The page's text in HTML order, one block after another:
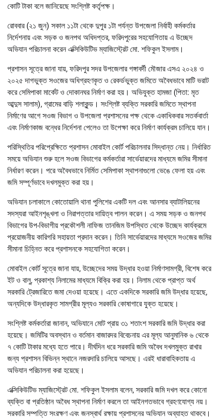
কোটি টাকা বলে জানিয়েছে সংশ্লিষ্ট কর্তৃপক্ষ।
রোববার (২১ জুন) সকাল ১১টা থেকে দুপুর ১টা পর্যন্ত উপজেলা নির্বাহী কর্মকর্তার
নির্দেশনায় এবং সড়ক ও জনপথ অধিদপ্তর, ফরিদপুরের সহযোগিতায় এ উচ্ছেদ
অভিযান পরিচালনা করেন এক্সিকিউটিভ ম্যাজিস্ট্রেট মো. শফিকুল ইসলাম।
প্রশাসন সূত্রে জানা যায়, ফরিদপুর সদর উপজেলার গঙ্গাবর্দী মৌজার এসএ ২০২৪ ও
২০২৫ দাগভুক্ত সওজের অধিগ্রহণকৃত ও রেকর্ডভুক্ত জমিতে অবৈধভাবে মাটি ভরাট
করে সেমিপাকা মার্কেট ও দোকানঘর নির্মাণ করা হয়। অভিযুক্ত হামজা (পিতা: মৃত
আব্দুস সালাম), গ্রামের বাড়ি শলাকুন্ড। সংশ্লিষ্ট ব্যক্তি সরকারি জমিতে স্থাপনা
নির্মাণের আগে সওজ বিভাগ ও উপজেলা প্রশাসনের পক্ষ থেকে একাধিকবার সতর্কবার্তা
এবং নির্মাণকাজ বন্ধের নির্দেশনা পেলেও তা উপেক্ষা করে নির্মাণ কার্যক্রম চালিয়ে যান।
পরিস্থিতির পরিপ্রেক্ষিতে প্রশাসন মোবাইল কোর্ট পরিচালনার সিদ্ধান্ত নেয়। নির্ধারিত
সময়ে অভিযান শুরু হলে সওজ বিভাগের কর্মকর্তারা সার্ভেয়ারদের মাধ্যমে জমির সীমানা
নির্ধারণ করেন। পরে অবৈধভাবে নির্মিত সেমিপাকা স্থাপনাগুলো ভেঙে ফেলা হয় এবং
জমি সম্পূর্ণভাবে দখলমুক্ত করা হয়।
অভিযান চলাকালে কোতোয়ালি থানা পুলিশের একটি দল এবং আনসার ব্যাটালিয়নের
সদস্যরা আইনশৃঙ্খলা ও নিরাপত্তার দায়িত্ব পালন করেন। এ সময় সড়ক ও জনপথ
বিভাগের উপ-বিভাগীয় প্রকৌশলী নাফিজ তানজিম উপস্থিত থেকে উচ্ছেদ কার্যক্রমে
প্রয়োজনীয় কারিগরি সহায়তা প্রদান করেন। তিনি সার্ভেয়ারদের মাধ্যমে সওজের জমির
সীমানা চিহ্নিত করে প্রশাসনকে সহযোগিতা করেন।
মোবাইল কোর্ট সূত্রে জানা যায়, উচ্ছেদের সময় উদ্ধার হওয়া নির্মাণসামগ্রী, বিশেষ করে
ইট ও বালু, প্রকাশ্য নিলামের মাধ্যমে বিক্রি করা হয়। নিলাম থেকে প্রাপ্ত অর্থ
সরকারি ট্রেজারিতে জমা দেওয়া হয়েছে। এতে একদিকে সরকারি জমি উদ্ধার হয়েছে,
অন্যদিকে উদ্ধারকৃত সামগ্রীর মূল্যও সরকারি কোষাগারে যুক্ত হয়েছে।
সংশ্লিষ্ট কর্মকর্তারা জানান, অভিযানে মোট প্রায় ৩১ শতাংশ সরকারি জমি উদ্ধার করা
হয়েছে। জমিটির অবস্থান ও বর্তমান বাজারদর বিবেচনায় এর মূল্য আনুমানিক ৬ থেকে
৭ কোটি টাকার মধ্যে হতে পারে। দীর্ঘদিন ধরে সরকারি জমি অবৈধ দখলমুক্ত রাখার
জন্য প্রশাসন বিভিন্ন স্থানে নজরদারি চালিয়ে আসছে। এরই ধারাবাহিকতায় এ
অভিযান পরিচালনা করা হয়েছে।
এক্সিকিউটিভ ম্যাজিস্ট্রেট মো. শফিকুল ইসলাম বলেন, সরকারি জমি দখল করে কোনো
ব্যক্তি বা প্রতিষ্ঠান অবৈধ স্থাপনা নির্মাণ করলে তা আইনগতভাবে গ্রহণযোগ্য নয়।
সরকারি সম্পত্তি সংরক্ষণ এবং জনস্বার্থ রক্ষায় প্রশাসনের অভিযান অব্যাহত থাকবে।